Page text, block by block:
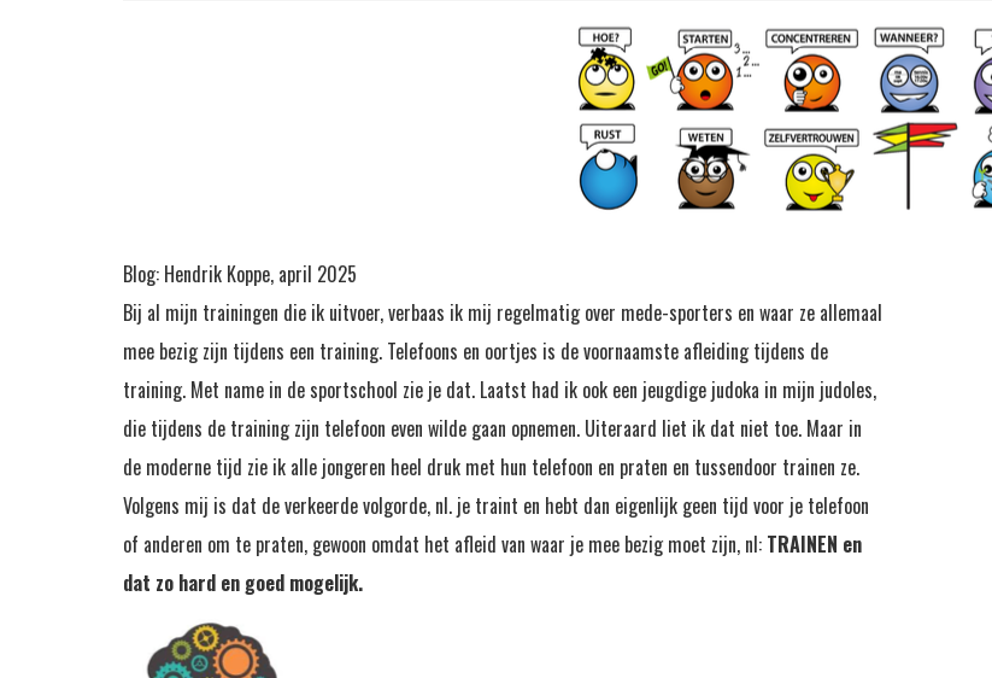
Blog: Hendrik Koppe, april 2025
Bij al mijn trainingen die ik uitvoer, verbaas ik mij regelmatig over mede-sporters en waar ze allemaal
mee bezig zijn tijdens een training. Telefoons en oortjes is de voornaamste afleiding tijdens de
training. Met name in de sportschool zie je dat. Laatst had ik ook een jeugdige judoka in mijn judoles,
die tijdens de training zijn telefoon even wilde gaan opnemen. Uiteraard liet ik dat niet toe. Maar in
de moderne tijd zie ik alle jongeren heel druk met hun telefoon en praten en tussendoor trainen ze.
Volgens mij is dat de verkeerde volgorde, nl. je traint en hebt dan eigenlijk geen tijd voor je telefoon
of anderen om te praten, gewoon omdat het afleid van waar je mee bezig moet zijn, nl: TRAINEN en
dat zo hard en goed mogelijk.